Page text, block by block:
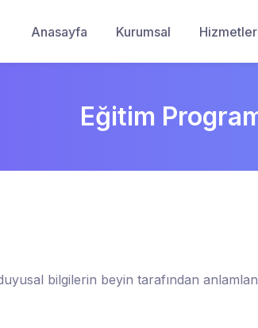
Anasayfa Kurumsal
Eğitim
bilgilerin beyin tarafından